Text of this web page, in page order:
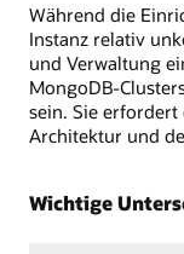
Während die
Instanz relativ
und Verwaltung
MongoDB-
sein. Sie
Architektur und
Wichtige